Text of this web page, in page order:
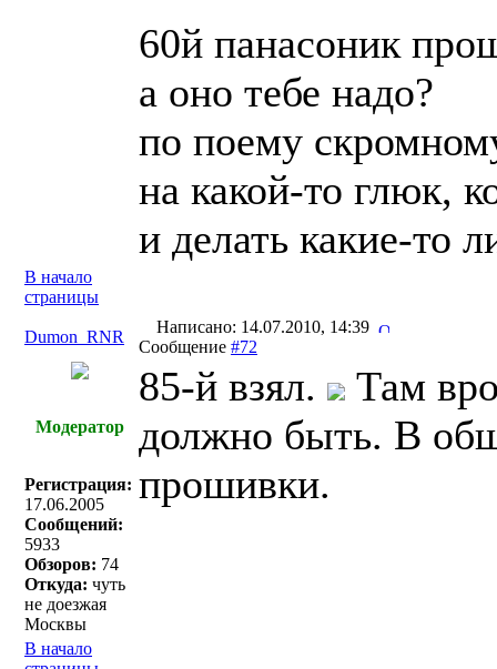
60й панасоник
а оно тебе надо?
по поему
на какой-то глюк,
и делать какие-то
В начало
страницы
Dumon_RNR
Написано: 14.07.2010, 14:39
Сообщение #72
Модератор
Регистрация:
17.06.2005
Сообщений:
5933
Обзоров: 74
Откуда: чуть
не доезжая
Москвы
85-й взял.
Там
должно быть. В
прошивки.
В начало